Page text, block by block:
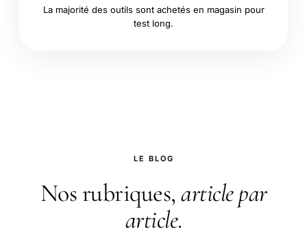
La majorité des outils sont achetés en magasin pour
test long.
LE BLOG
Nos rubriques, article par
article.